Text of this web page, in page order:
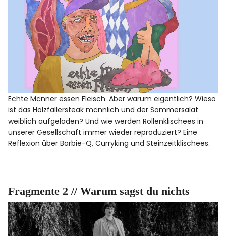
Echte Männer essen Fleisch. Aber warum eigentlich? Wieso
ist das Holzfällersteak männlich und der Sommersalat
weiblich aufgeladen? Und wie werden Rollenklischees in
unserer Gesellschaft immer wieder reproduziert? Eine
Reflexion über Barbie-Q, Curryking und Steinzeitklischees.
Fragmente 2 // Warum sagst du nichts